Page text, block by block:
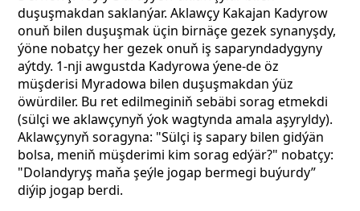
duşuşmakdan saklanýar. Aklawçy Kakajan Kadyrow
onuň bilen duşuşmak üçin birnäçe gezek synanyşdy,
ýöne nobatçy her gezek onuň iş saparyndadygyny
aýtdy. 1-nji awgustda Kadyrowa ýene-de öz
müşderisi Myradowa bilen duşuşmakdan ýüz
öwürdiler. Bu ret edilmeginiň sebäbi sorag etmekdi
(sülçi we aklawçynyň ýok wagtynda amala aşyryldy).
Aklawçynyň soragyna: "Sülçi iş sapary bilen gidýän
bolsa, meniň müşderimi kim sorag edýär?" nobatçy:
"Dolandyryş maňa şeýle jogap bermegi buýurdy”
diýip jogap berdi.